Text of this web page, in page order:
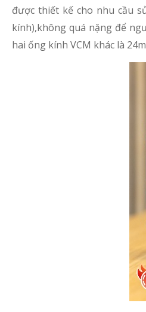
được thiết kế cho nhu cầu
kính),không quá nặng để
hai ống kính VCM khác là